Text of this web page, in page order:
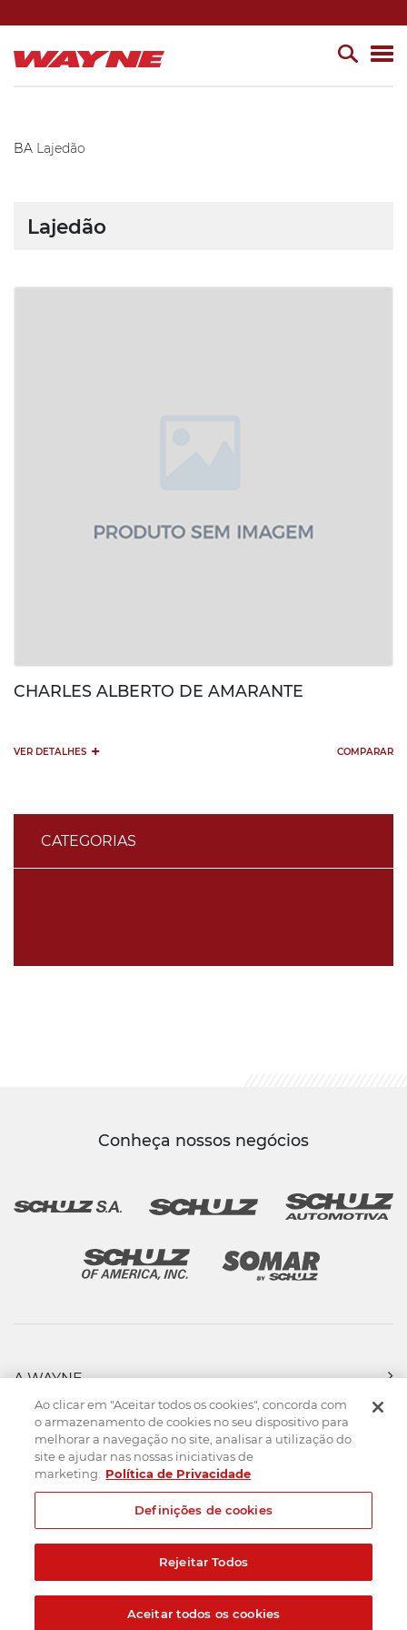
BA Lajedão
CATEGORIAS
Lajedão
CHARLES ALBERTO DE AMARANTE
VER DETALHES + COMPARAR
Conheça nossos negócios
A WAYNE
PRODUTOS
FORÇA DE VENDAS
ASSISTÊNCIA TÉCNICA
DOWNLOADS
CONTATO
Mapa do Site Termos de uso Política de privacidade
Created by
Ao clicar em "Aceitar todos os cookies", concorda com
o armazenamento de cookies no seu dispositivo para
melhorar a navegação no site, analisar a utilização do
site e ajudar nas nossas iniciativas de
marketing.
Política de Privacidade
Definições de cookies
Rejeitar Todos
Aceitar todos os cookies